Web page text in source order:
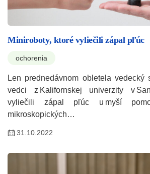
Miniroboty, ktoré vyliečili zápal pľúc
ochorenia
Len prednedávnom obletela vedecký
vedci z Kalifornskej univerzity v
vyliečili zápal pľúc u myší
mikroskopických…
31.10.2022